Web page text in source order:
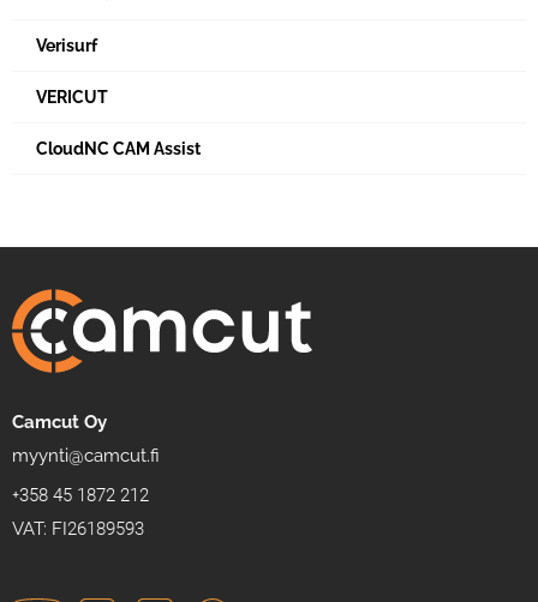
Verisurf
VERICUT
CloudNC CAM Assist
Camcut Oy
myynti@camcut.fi
+358 45 1872 212
VAT: FI26189593